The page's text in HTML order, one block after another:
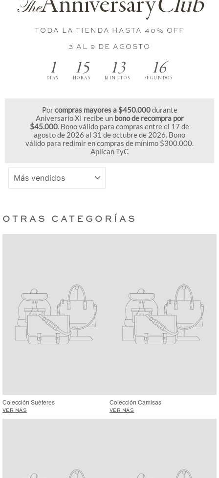
The
TODA LA TIENDA HASTA 40% OFF
3 AL 9 DE AGOSTO
1
DÍAS
15
HORAS
13
MINUTOS
15
SEGUNDOS
Porcompras mayores a $450.000durante
Aniversario XI recibe un bono de recompra por
$45.000. Bono válido para compras entre el 17 de
agosto de 2026 al 31 de octubre de 2026. Bono
válido para redimir en compras de mínimo $300.000.
Aplican TyC
OTRAS CATEGORÍAS
Colección Suéteres
VER MÁS
Colección Camisas
VER MÁS